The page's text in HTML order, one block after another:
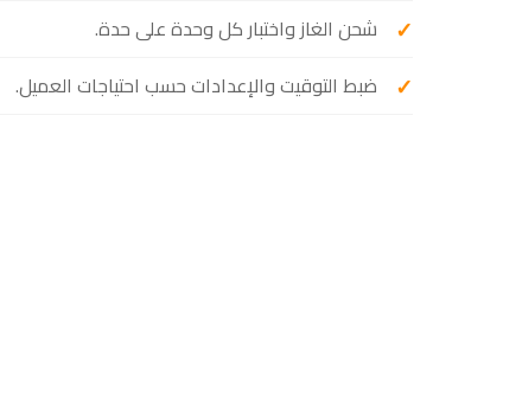
شحن الغاز واختبار كل وحدة على حدة.
ضبط التوقيت والإعدادات حسب احتياجات العميل.